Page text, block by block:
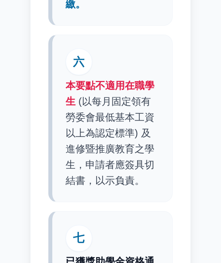
繳。
六
本要點不適用在職學
生 (以每月固定領有
勞委會最低基本工資
以上為認定標準) 及
進修暨推廣教育之學
生，申請者應簽具切
結書，以示負責。
七